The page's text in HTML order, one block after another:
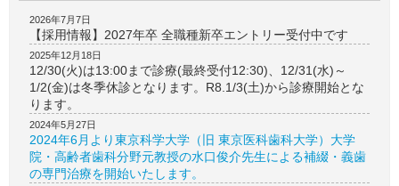
2026年7月7日
【採用情報】2027年卒 全職種新卒エントリー受付中です
2025年12月18日
12/30(火)は13:00まで診療(最終受付12:30)、12/31(水)～
1/2(金)は冬季休診となります。R8.1/3(土)から診療開始とな
ります。
2024年5月27日
2024年6月より東京科学大学（旧 東京医科歯科大学）大学
院・高齢者歯科分野元教授の水口俊介先生による補綴・義歯
の専門治療を開始いたします。